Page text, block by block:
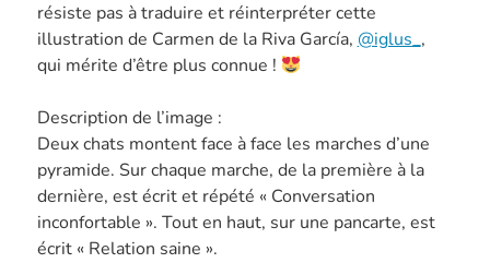
résiste pas à traduire et réinterpréter cette
illustration de Carmen de la Riva García, @iglus_,
qui mérite d’être plus connue !
Description de l’image :
Deux chats montent face à face les marches d’une
pyramide. Sur chaque marche, de la première à la
dernière, est écrit et répété « Conversation
inconfortable ». Tout en haut, sur une pancarte, est
écrit « Relation saine ».